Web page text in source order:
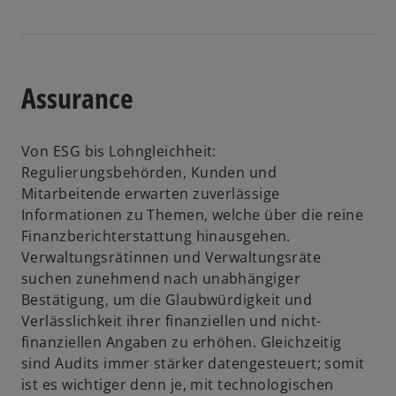
t
n
R
g
i
s
t
e
r
k
a
r
t
e
g
n
e
e
n
R
e
g
i
s
t
e
r
k
a
n
e
n
e
u
e
n
R
e
g
i
s
t
e
i
n
r
n
e
u
e
n
R
e
g
i
s
t
Assurance
Von ESG bis Lohngleichheit:
Regulierungsbehörden, Kunden und
Mitarbeitende erwarten zuverlässige
Informationen zu Themen, welche über die reine
Finanzberichterstattung hinausgehen.
Verwaltungsrätinnen und Verwaltungsräte
suchen zunehmend nach unabhängiger
Bestätigung, um die Glaubwürdigkeit und
Verlässlichkeit ihrer finanziellen und nicht-
finanziellen Angaben zu erhöhen. Gleichzeitig
sind Audits immer stärker datengesteuert; somit
ist es wichtiger denn je, mit technologischen